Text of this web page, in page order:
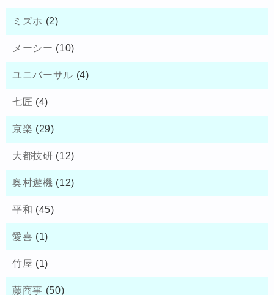
ミズホ (2)
メーシー (10)
ユニバーサル (4)
七匠 (4)
京楽 (29)
大都技研 (12)
奥村遊機 (12)
平和 (45)
愛喜 (1)
竹屋 (1)
藤商事 (50)